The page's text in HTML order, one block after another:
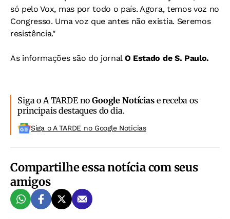
só pelo Vox, mas por todo o país. Agora, temos voz no
Congresso. Uma voz que antes não existia. Seremos
resistência."
As informações são do jornal O Estado de S. Paulo.
Siga o A TARDE noGoogle Notíciase receba os
principais destaques do dia.
Siga o A TARDE no Google Noticias
Compartilhe essa notícia com seus
amigos